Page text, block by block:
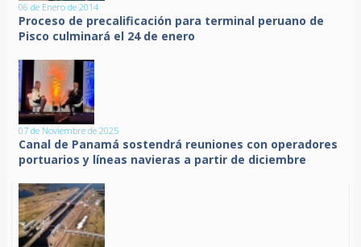
06 de Enero de 2014
Proceso de precalificación para terminal peruano de
Pisco culminará el 24 de enero
07 de Noviembre de 2025
Canal de Panamá sostendrá reuniones con operadores
portuarios y líneas navieras a partir de diciembre